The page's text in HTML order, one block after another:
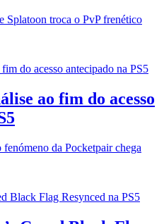
Splatoon troca o PvP frenético
ao fim do acesso
da Pocketpair chega